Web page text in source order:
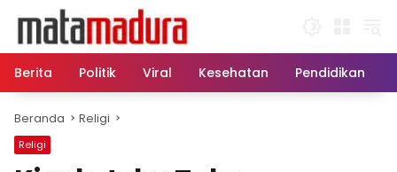
konten
Berita
Politik Viral Kesehatan Pendidikan
Beranda Religi
Religi